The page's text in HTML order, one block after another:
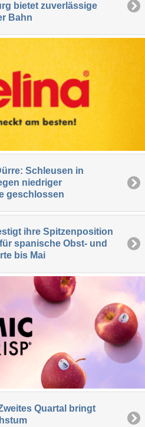
bietet zuverlässige
Bahn
Schleusen in
niedriger
geschlossen
ihre Spitzenposition
spanische Obst- und
bis Mai
Quartal bringt